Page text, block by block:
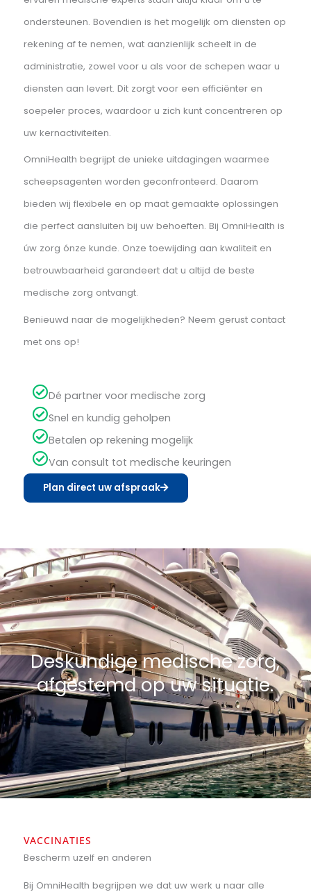
Voor scheepsagenten is het van groot belang om een
uitgebreid netwerk aan betrouwbare dienstverleners te
hebben. OmniHealth is dé partner voor betrouwbare
medische zorg. Wij nemen uw medische zorg volledig
handen, van medisch consult tot medische keuringen.
Daarnaast bieden wij ook vaccinaties en drugs- en
alcoholtesten aan.
ervaren medische experts staan altijd klaar om u te
ondersteunen. Bovendien is het mogelijk om diensten
rekening af te nemen, wat aanzienlijk scheelt in de
administratie, zowel voor u als voor de schepen waar u
diensten aan levert. Dit zorgt voor een efficiënter en
uw kernactiviteiten.
OmniHealth begrijpt de unieke uitdagingen waarmee
scheepsagenten worden geconfronteerd. Daarom
bieden wij flexibele en op maat gemaakte oplossingen
die perfect aansluiten bij uw behoeften. Bij OmniHealth
medische zorg ontvangt.
Benieuwd naar de mogelijkheden? Neem gerust
met ons op!
Dé partner voor medische zorg
Snel en kundig geholpen
Betalen op rekening mogelijk
Van consult tot medische keuringen
Plan direct uw afspraak